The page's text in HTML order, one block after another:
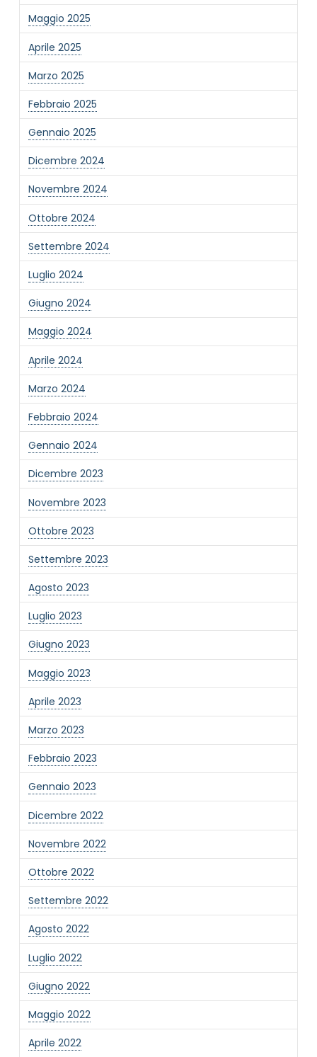
Maggio 2025
Aprile 2025
Marzo 2025
Febbraio 2025
Gennaio 2025
Dicembre 2024
Novembre 2024
Ottobre 2024
Settembre 2024
Luglio 2024
Giugno 2024
Maggio 2024
Aprile 2024
Marzo 2024
Febbraio 2024
Gennaio 2024
Dicembre 2023
Novembre 2023
Ottobre 2023
Settembre 2023
Agosto 2023
Luglio 2023
Giugno 2023
Maggio 2023
Aprile 2023
Marzo 2023
Febbraio 2023
Gennaio 2023
Dicembre 2022
Novembre 2022
Ottobre 2022
Settembre 2022
Agosto 2022
Luglio 2022
Giugno 2022
Maggio 2022
Aprile 2022
NOME STRUTTURA
MAIL REFERENTE
MOTIVO DEL CONTATTO
Informativa Privacy
Ho preso visione dell'informativa privacy
Privacy Policy completa
Newsletter
Desidero rimanere aggiornato sulle ultime
novità dell'Associazione tramite l'iscrizione alla
newsletter
Invia